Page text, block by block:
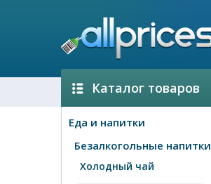
Каталог товаров
Еда и напитки
Безалкогольные напитки
Холодный чай